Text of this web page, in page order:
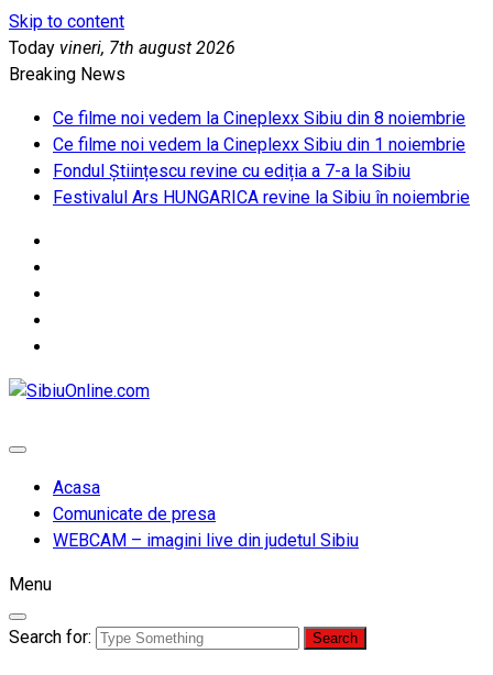
Skip to content
Today vineri, 7th august 2026
Breaking News
Ce filme noi vedem la Cineplexx Sibiu din 8 noiembrie
Ce filme noi vedem la Cineplexx Sibiu din 1 noiembrie
Fondul Științescu revine cu ediția a 7-a la Sibiu
Festivalul Ars HUNGARICA revine la Sibiu în noiembrie
Acasa
Comunicate de presa
WEBCAM – imagini live din judetul Sibiu
Menu
Search for: